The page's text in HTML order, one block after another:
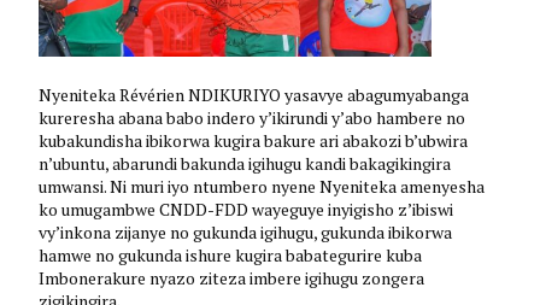
Nyeniteka Révérien NDIKURIYO yasavye abagumyabanga
kureresha abana babo indero y’ikirundi y’abo hambere no
kubakundisha ibikorwa kugira bakure ari abakozi b’ubwira
n’ubuntu, abarundi bakunda igihugu kandi bakagikingira
umwansi. Ni muri iyo ntumbero nyene Nyeniteka amenyesha
ko umugambwe CNDD-FDD wayeguye inyigisho z’ibiswi
vy’inkona zijanye no gukunda igihugu, gukunda ibikorwa
hamwe no gukunda ishure kugira babategurire kuba
Imbonerakure nyazo ziteza imbere igihugu zongera